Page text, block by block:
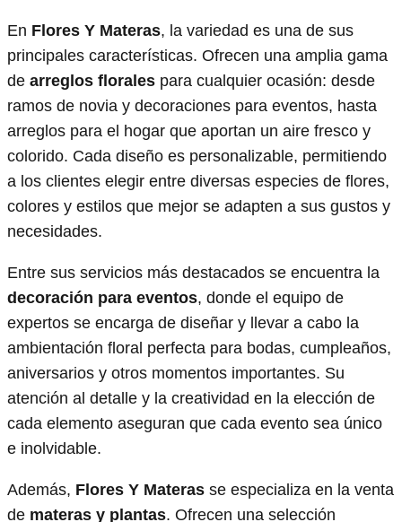
En Flores Y Materas, la variedad es una de sus
principales características. Ofrecen una amplia gama
de arreglos florales para cualquier ocasión: desde
ramos de novia y decoraciones para eventos, hasta
arreglos para el hogar que aportan un aire fresco y
colorido. Cada diseño es personalizable, permitiendo
a los clientes elegir entre diversas especies de flores,
colores y estilos que mejor se adapten a sus gustos y
necesidades.
Entre sus servicios más destacados se encuentra la
decoración para eventos, donde el equipo de
expertos se encarga de diseñar y llevar a cabo la
ambientación floral perfecta para bodas, cumpleaños,
aniversarios y otros momentos importantes. Su
atención al detalle y la creatividad en la elección de
cada elemento aseguran que cada evento sea único
e inolvidable.
Además, Flores Y Materas se especializa en la venta
de materas y plantas. Ofrecen una selección